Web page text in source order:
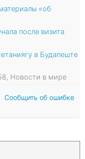
«об
после визита
в Будапеште
Новости в мире
Сообщить об ошибке